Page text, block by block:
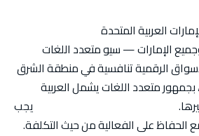
العربية المتحدة
الإمارات — سيو متعدد اللغات
الرقمية تنافسية في منطقة الشرق
متعدد اللغات يشمل العربية
يجب
الحفاظ على الفعالية من حيث التكلفة.